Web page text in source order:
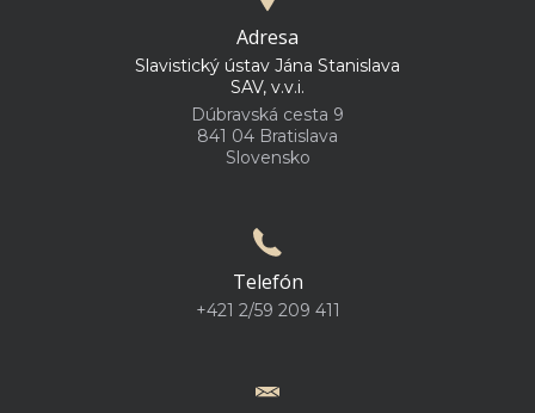
Adresa
Slavistický ústav Jána Stanislava
SAV, v.v.i.
Dúbravská cesta 9
841 04 Bratislava
Slovensko
Telefón
+421 2/59 209 411